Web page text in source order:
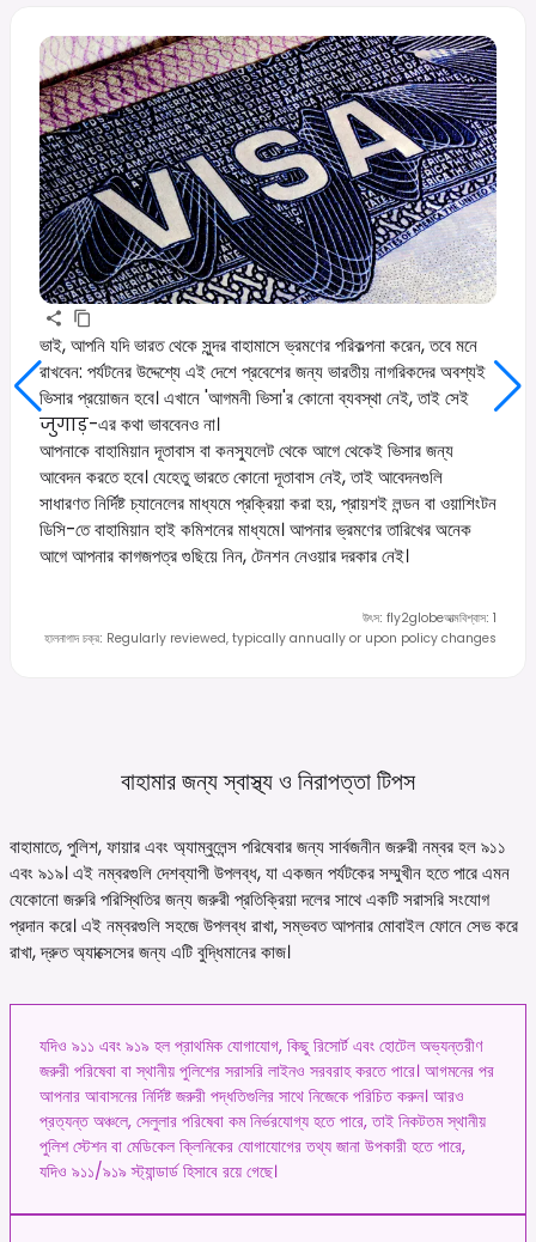
ভাই, আপনি যদি ভারত থেকে সুন্দর বাহামাসে ভ্রমণের পরিকল্পনা করেন, তবে মনে
রাখবেন: পর্যটনের উদ্দেশ্যে এই দেশে প্রবেশের জন্য ভারতীয় নাগরিকদের অবশ্যই
ভিসার প্রয়োজন হবে। এখানে 'আগমনী ভিসা'র কোনো ব্যবস্থা নেই, তাই সেই
जुगाड़-এর কথা ভাববেনও না।
আপনাকে বাহামিয়ান দূতাবাস বা কনস্যুলেট থেকে আগে থেকেই ভিসার জন্য
আবেদন করতে হবে। যেহেতু ভারতে কোনো দূতাবাস নেই, তাই আবেদনগুলি
সাধারণত নির্দিষ্ট চ্যানেলের মাধ্যমে প্রক্রিয়া করা হয়, প্রায়শই লন্ডন বা ওয়াশিংটন
ডিসি-তে বাহামিয়ান হাই কমিশনের মাধ্যমে। আপনার ভ্রমণের তারিখের অনেক
আগে আপনার কাগজপত্র গুছিয়ে নিন, টেনশন নেওয়ার দরকার নেই।
উৎস: fly2globeআত্মবিশ্বাস: 1
হালনাগাদ চক্র: Regularly reviewed, typically annually or upon policy changes
বাহামার জন্য স্বাস্থ্য ও নিরাপত্তাটিপস
বাহামাতে, পুলিশ, ফায়ার এবং অ্যাম্বুলেন্স পরিষেবার জন্য সার্বজনীন জরুরী নম্বর হল ৯১১
এবং ৯১৯। এই নম্বরগুলি দেশব্যাপী উপলব্ধ, যা একজন পর্যটকের সম্মুখীন হতে পারে এমন
যেকোনো জরুরি পরিস্থিতির জন্য জরুরী প্রতিক্রিয়া দলের সাথে একটি সরাসরি সংযোগ
প্রদান করে। এই নম্বরগুলি সহজে উপলব্ধ রাখা, সম্ভবত আপনার মোবাইল ফোনে সেভ করে
রাখা, দ্রুত অ্যাক্সেসের জন্য এটি বুদ্ধিমানের কাজ।
যদিও ৯১১ এবং ৯১৯ হল প্রাথমিক যোগাযোগ, কিছু রিসোর্ট এবং হোটেল অভ্যন্তরীণ
জরুরী পরিষেবা বা স্থানীয় পুলিশের সরাসরি লাইনও সরবরাহ করতে পারে। আগমনের পর
আপনার আবাসনের নির্দিষ্ট জরুরী পদ্ধতিগুলির সাথে নিজেকে পরিচিত করুন। আরও
প্রত্যন্ত অঞ্চলে, সেলুলার পরিষেবা কম নির্ভরযোগ্য হতে পারে, তাই নিকটতম স্থানীয়
পুলিশ স্টেশন বা মেডিকেল ক্লিনিকের যোগাযোগের তথ্য জানা উপকারী হতে পারে,
যদিও ৯১১/৯১৯ স্ট্যান্ডার্ড হিসাবে রয়ে গেছে।